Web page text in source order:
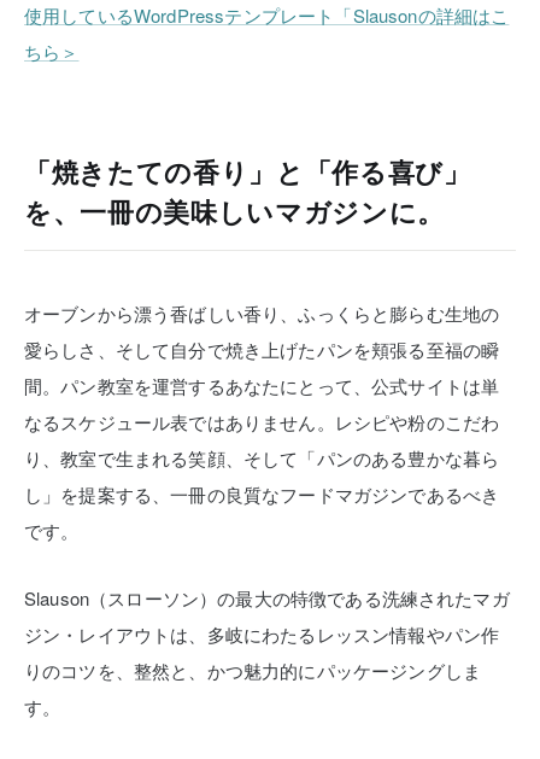
使用しているWordPressテンプレート「Slausonの詳細はこ
ちら＞
「焼きたての香り」と「作る喜び」
を、一冊の美味しいマガジンに。
オーブンから漂う香ばしい香り、ふっくらと膨らむ生地の
愛らしさ、そして自分で焼き上げたパンを頬張る至福の瞬
間。パン教室を運営するあなたにとって、公式サイトは単
なるスケジュール表ではありません。レシピや粉のこだわ
り、教室で生まれる笑顔、そして「パンのある豊かな暮ら
し」を提案する、一冊の良質なフードマガジンであるべき
です。
Slauson（スローソン）の最大の特徴である洗練されたマガ
ジン・レイアウトは、多岐にわたるレッスン情報やパン作
りのコツを、整然と、かつ魅力的にパッケージングしま
す。